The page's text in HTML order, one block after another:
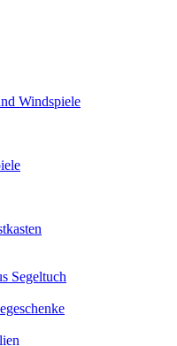
Windspiele
Segeltuch